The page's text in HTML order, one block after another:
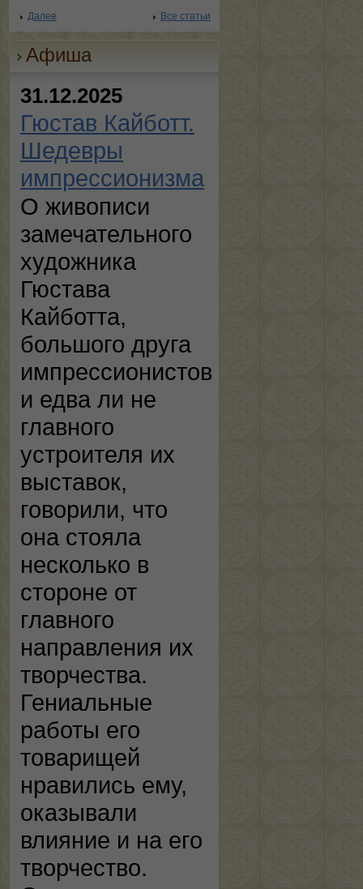
Далее Все статьи
Афиша
31.12.2025
Гюстав Кайботт.
Шедевры
импрессионизма
О живописи
замечательного
художника
Гюстава
Кайботта,
большого друга
импрессионистов
и едва ли не
главного
устроителя их
выставок,
говорили, что
она стояла
несколько в
стороне от
главного
направления их
творчества.
Гениальные
работы его
товарищей
нравились ему,
оказывали
влияние и на его
творчество.